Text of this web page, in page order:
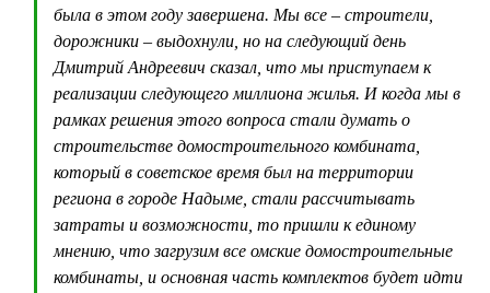
была в этом году завершена. Мы все – строители,
дорожники – выдохнули, но на следующий день
Дмитрий Андреевич сказал, что мы приступаем к
реализации следующего миллиона жилья. И когда мы в
рамках решения этого вопроса стали думать о
строительстве домостроительного комбината,
который в советское время был на территории
региона в городе Надыме, стали рассчитывать
затраты и возможности, то пришли к единому
мнению, что загрузим все омские домостроительные
комбинаты, и основная часть комплектов будет идти